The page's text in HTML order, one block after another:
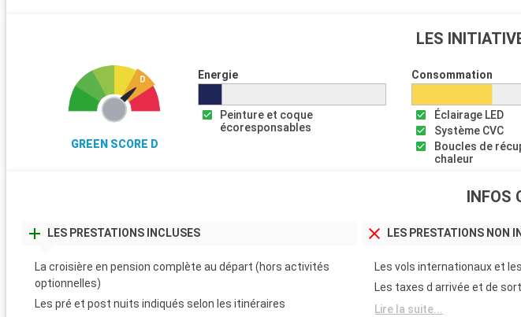
LES
GREEN SCORE D
Energie
Peinture et coque
écoresponsables
Consommation
Éclairage LED
Système CVC
Boucles de
chaleur
INFOS
LES PRESTATIONS INCLUSES
La croisière en pension complète au départ (hors activités
optionnelles)
Les pré et post nuits indiqués selon les itinéraires
LES PRESTATIONS NON
Les vols internationaux et
Les taxes d arrivée et de
Lire la suite...